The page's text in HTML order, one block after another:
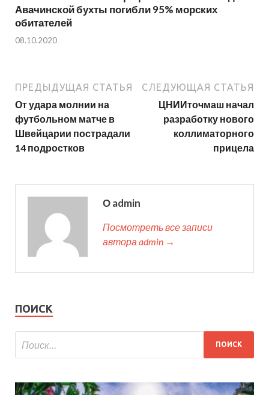
Авачинской бухты погибли 95% морских
обитателей
08.10.2020
ПРЕДЫДУЩАЯ СТАТЬЯ
От удара молнии на
футбольном матче в
Швейцарии пострадали
14 подростков
СЛЕДУЮЩАЯ СТАТЬЯ
ЦНИИточмаш начал
разработку нового
коллиматорного
прицела
О admin
Посмотреть все записи
автора admin →
ПОИСК